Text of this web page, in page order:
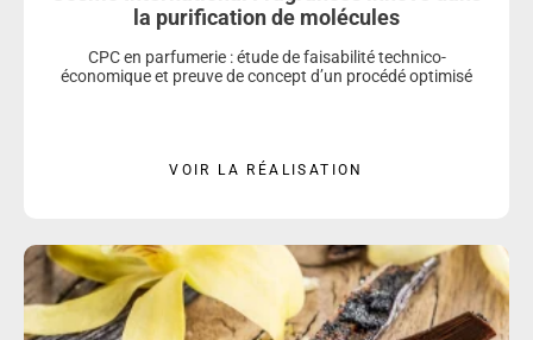
la purification de molécules
CPC en parfumerie : étude de faisabilité technico-
économique et preuve de concept d’un procédé optimisé
VOIR LA RÉALISATION